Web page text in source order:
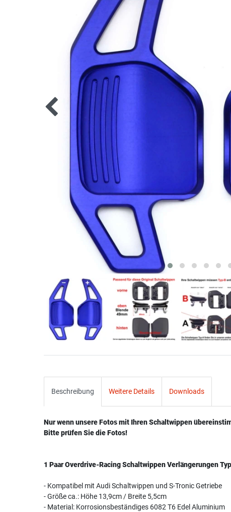
Beschreibung Weitere Details Downloads
Nur wenn unsere Fotos mit Ihren Schaltwippen
Bitte prüfen Sie die Fotos!
1 Paar Overdrive-Racing Schaltwippen Verlängerungen
- Kompatibel mit Audi Schaltwippen und S-Tronic Getriebe
- Größe ca.: Höhe 13,9cm / Breite 5,5cm
- Material: Korrosionsbeständiges 6082 T6 Edel Aluminium